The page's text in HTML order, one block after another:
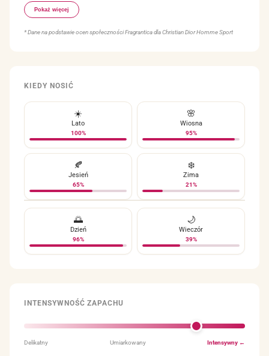
Świeży
Lekko korzenny
Pokaż więcej
* Dane na podstawie ocen społeczności Fragrantica dla Christian Dior Homme Sport
KIEDY NOSIĆ
🌸
Wiosna
95%
☀️
Lato
100%
🍂
Jesień
65%
❄️
Zima
21%
🌅
Dzień
96%
🌙
Wieczór
39%
INTENSYWNOŚĆ ZAPACHU
Delikatny Umiarkowany Intensywny ←